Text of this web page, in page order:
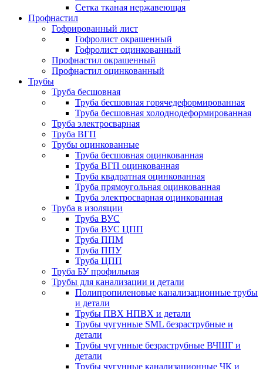
Сетка тканая нержавеющая
Профнастил
Гофрированный лист
Гофролист окрашенный
Гофролист оцинкованный
Профнастил окрашенный
Профнастил оцинкованный
Трубы
Труба бесшовная
Труба бесшовная горячедеформированная
Труба бесшовная холоднодеформированная
Труба электросварная
Труба ВГП
Трубы оцинкованные
Труба бесшовная оцинкованная
Труба ВГП оцинкованная
Труба квадратная оцинкованная
Труба прямоугольная оцинкованная
Труба электросварная оцинкованная
Труба в изоляции
Труба ВУС
Труба ВУС ЦПП
Труба ППМ
Труба ППУ
Труба ЦПП
Труба БУ профильная
Трубы для канализации и детали
Полипропиленовые канализационные трубы
и детали
Трубы ПВХ НПВХ и детали
Трубы чугунные SML безраструбные и
детали
Трубы чугунные безраструбные ВЧШГ и
детали
Трубы чугунные канализационные ЧК и